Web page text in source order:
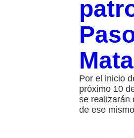
Mata
Por el inicio
próximo 10
se realizarán
de ese